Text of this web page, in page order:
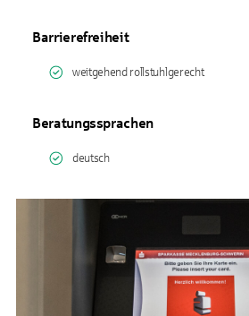
Barrierefreiheit
weitgehend rollstuhlgerecht
Beratungssprachen
deutsch